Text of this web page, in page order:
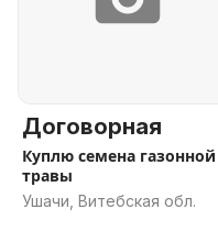
Договорная
Куплю семена газонной
травы
Ушачи, Витебская обл.